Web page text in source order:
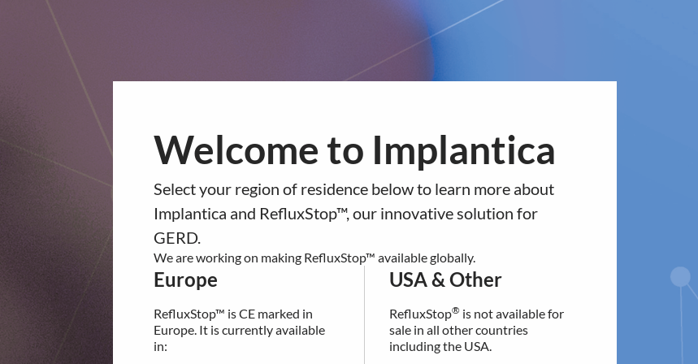
Europe
Welcome to Implantica
Select your region of residence below to learn more about
Implantica and RefluxStop™, our innovative solution for
GERD.
We are working on making RefluxStop™ available globally.
Europe
RefluxStop™ is CE marked in
Europe. It is currently available
in:
USA & Other
RefluxStop® is not available for
sale in all other countries
including the USA.
You are about to navigate to a different regional section of
the website.
Europe
RefluxStop™ is CE marked in
Europe. It is currently available
in:
United Kingdom
Switzerland
USA & Other
sale in all other countries
including the USA.
For additional information
contact our customer support:
Implantica offentliggör
utbetalning av
aktietilldelningar baserade på
av bolagsstämman godkända
aktierelaterade